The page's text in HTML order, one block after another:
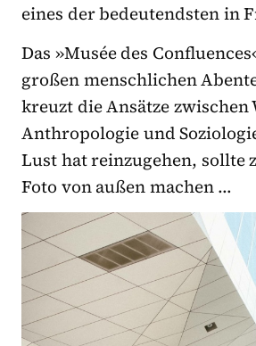
eines der bedeutendsten in
Das »Musée des Confluences
großen menschlichen
kreuzt die Ansätze zwischen
Anthropologie und
Lust hat reinzugehen, sollte
Foto von außen machen …